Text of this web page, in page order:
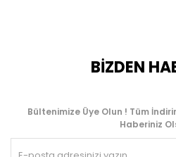
BİZDEN
Bültenimize Üye Olun ! Tüm
Haberiniz